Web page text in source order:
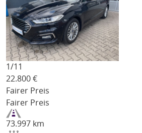
1/11
22.800 €
Fairer Preis
Fairer Preis
73.997 km